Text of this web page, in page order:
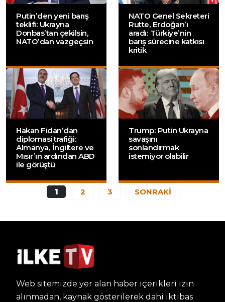
Putin’den yeni barış
teklifi: Ukrayna
Donbas’tan çekilsin,
NATO’dan vazgeçsin
NATO Genel Sekreteri
Rutte, Erdoğan’ı
aradı: Türkiye’nin
barış sürecine katkısı
kritik
Hakan Fidan’dan
diplomasi trafiği:
Almanya, İngiltere ve
Mısır’ın ardından ABD
ile görüştü
Trump: Putin Ukrayna
savaşını
sonlandırmak
istemiyor olabilir
1 2 3 SONRAKİ
Web sitemizde yer alan haber içerikleri izin
alınmadan, kaynak gösterilerek dahi iktibas